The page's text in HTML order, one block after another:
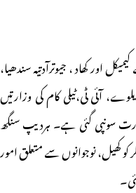
اور کھاد ، جیوترآدتیہ سندھیا،
آئی ٹی،ٹیلی کام کی وزارتیں
سونپی گئی ہے۔ ہردیپ سنگھ
کو کھیل، نوجوانوں سے متعلق امور